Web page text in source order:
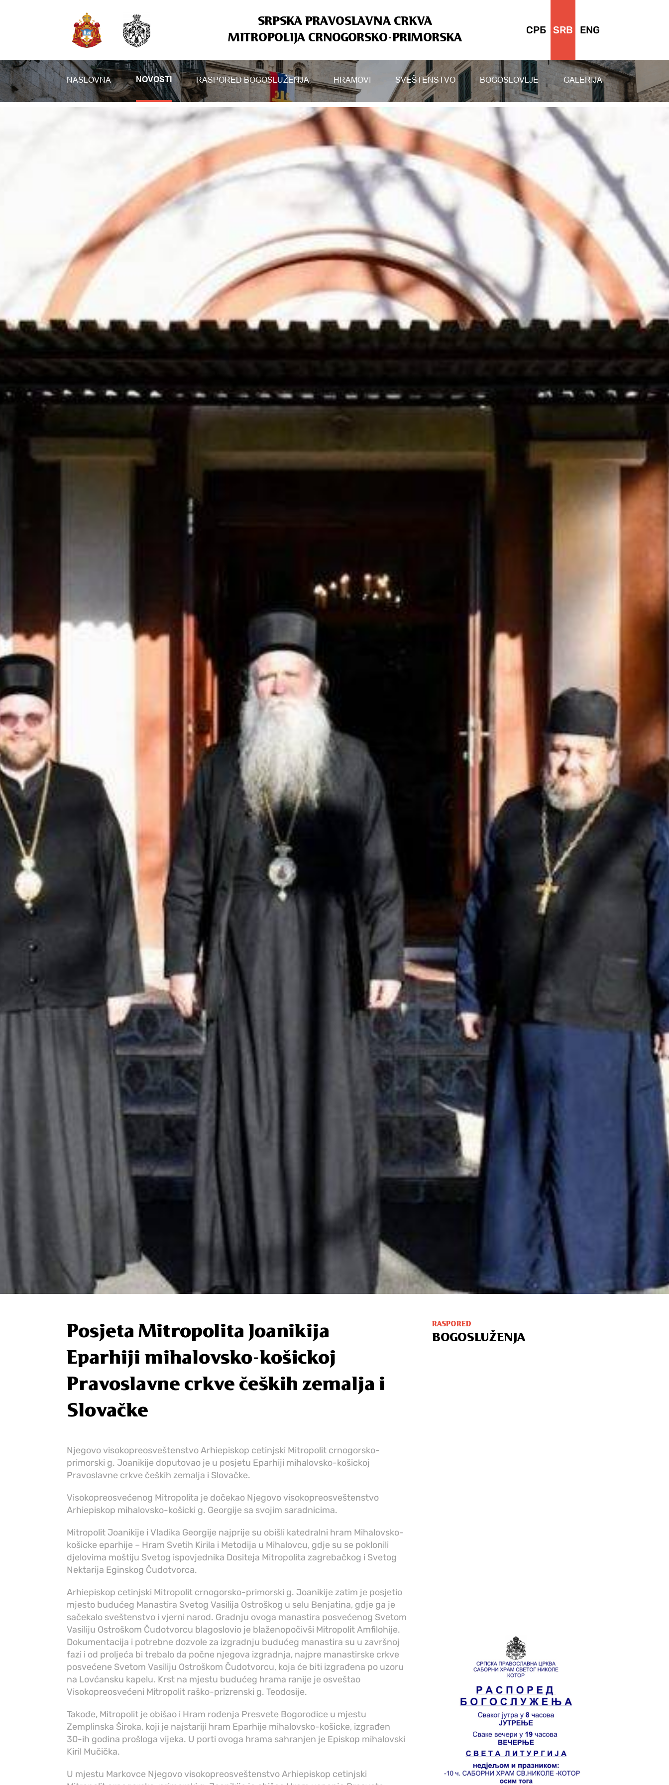
SRPSKA PRAVOSLAVNA CRKVA
MITROPOLIJA CRNOGORSKO-PRIMORSKA
СРБ SRB ENG
NASLOVNA NOVOSTI RASPORED BOGOSLUŽENJA HRAMOVI SVEŠTENSTVO BOGOSLOVLJE GALERIJA
Posjeta Mitropolita Joanikija
Eparhiji mihalovsko-košickoj
Pravoslavne crkve čeških zemalja i
Slovačke
Njegovo visokopreosveštenstvo Arhiepiskop cetinjski Mitropolit crnogorsko-
primorski g. Joanikije doputovao je u posjetu Eparhiji mihalovsko-košickoj
Pravoslavne crkve čeških zemalja i Slovačke.
Visokopreosvećenog Mitropolita je dočekao Njegovo visokopreosveštenstvo
Arhiepiskop mihalovsko-košicki g. Georgije sa svojim saradnicima.
Mitropolit Joanikije i Vladika Georgije najprije su obišli katedralni hram Mihalovsko-
košicke eparhije – Hram Svetih Kirila i Metodija u Mihalovcu, gdje su se poklonili
djelovima moštiju Svetog ispovjednika Dositeja Mitropolita zagrebačkog i Svetog
Nektarija Eginskog Čudotvorca.
Arhiepiskop cetinjski Mitropolit crnogorsko-primorski g. Joanikije zatim je posjetio
mjesto budućeg Manastira Svetog Vasilija Ostroškog u selu Benjatina, gdje ga je
sačekalo sveštenstvo i vjerni narod. Gradnju ovoga manastira posvećenog Svetom
Vasiliju Ostroškom Čudotvorcu blagoslovio je blaženopočivši Mitropolit Amfilohije.
Dokumentacija i potrebne dozvole za izgradnju budućeg manastira su u završnoj
fazi i od proljeća bi trebalo da počne njegova izgradnja, najpre manastirske crkve
posvećene Svetom Vasiliju Ostroškom Čudotvorcu, koja će biti izgrađena po uzoru
na Lovćansku kapelu. Krst na mjestu budućeg hrama ranije je osveštao
Visokopreosvećeni Mitropolit raško-prizrenski g. Teodosije.
Takođe, Mitropolit je obišao i Hram rođenja Presvete Bogorodice u mjestu
Zemplinska Široka, koji je najstariji hram Eparhije mihalovsko-košicke, izgrađen
30-ih godina prošloga vijeka. U porti ovoga hrama sahranjen je Episkop mihalovski
Kiril Mučička.
U mjestu Markovce Njegovo visokopreosveštenstvo Arhiepiskop cetinjski
RASPORED
BOGOSLUŽENJA